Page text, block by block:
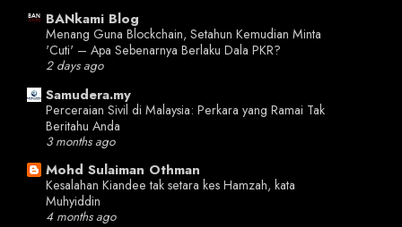
BANkami Blog
Menang Guna Blockchain, Setahun Kemudian Minta
'Cuti' – Apa Sebenarnya Berlaku Dala PKR?
2 days ago
Samudera.my
Perceraian Sivil di Malaysia: Perkara yang Ramai Tak
Beritahu Anda
3 months ago
Mohd Sulaiman Othman
Kesalahan Kiandee tak setara kes Hamzah, kata
Muhyiddin
4 months ago